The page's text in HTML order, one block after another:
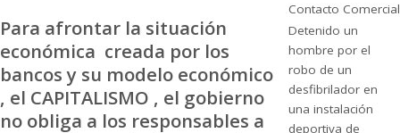
Para afrontar la situación
económica creada por los
bancos y su modelo económico
, el CAPITALISMO , el gobierno
no obliga a los responsables a
Contacto Comercial
Detenido un
hombre por el
robo de un
desfibrilador en
una instalación
deportiva de